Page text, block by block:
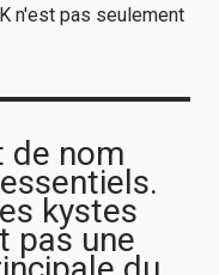
n'est pas seulement
de nom
kystes
pas une